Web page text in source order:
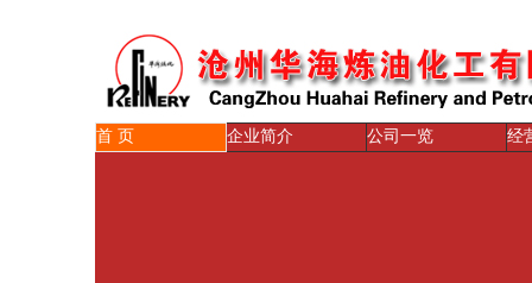
首 页 企业简介 公司一览 经